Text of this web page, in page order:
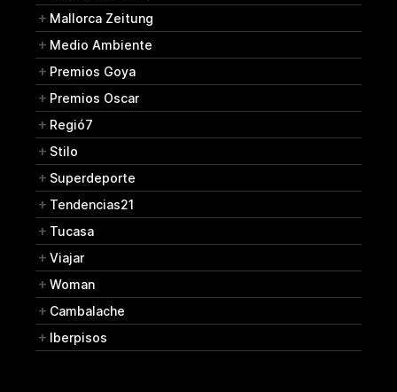
Mallorca Zeitung
Medio Ambiente
Premios Goya
Premios Oscar
Regió7
Stilo
Superdeporte
Tendencias21
Tucasa
Viajar
Woman
Cambalache
Iberpisos